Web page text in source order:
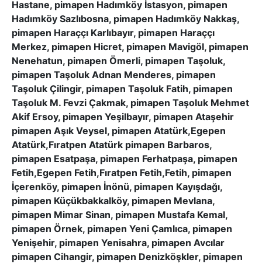
Hastane, pimapen Hadımköy İstasyon, pimapen
Hadımköy Sazlıbosna, pimapen Hadımköy Nakkaş,
pimapen Haraççı Karlıbayır, pimapen Haraççı
Merkez, pimapen Hicret, pimapen Mavigöl, pimapen
Nenehatun, pimapen Ömerli, pimapen Taşoluk,
pimapen Taşoluk Adnan Menderes, pimapen
Taşoluk Çilingir, pimapen Taşoluk Fatih, pimapen
Taşoluk M. Fevzi Çakmak, pimapen Taşoluk Mehmet
Akif Ersoy, pimapen Yeşilbayır, pimapen Ataşehir
pimapen Aşık Veysel, pimapen Atatürk,Egepen
Atatürk,Fıratpen Atatürk pimapen Barbaros,
pimapen Esatpaşa, pimapen Ferhatpaşa, pimapen
Fetih,Egepen Fetih,Fıratpen Fetih,Fetih, pimapen
İçerenköy, pimapen İnönü, pimapen Kayışdağı,
pimapen Küçükbakkalköy, pimapen Mevlana,
pimapen Mimar Sinan, pimapen Mustafa Kemal,
pimapen Örnek, pimapen Yeni Çamlıca, pimapen
Yenişehir, pimapen Yenisahra, pimapen Avcılar
pimapen Cihangir, pimapen Denizköşkler, pimapen